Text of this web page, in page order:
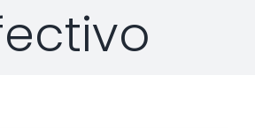
Services
Solutions